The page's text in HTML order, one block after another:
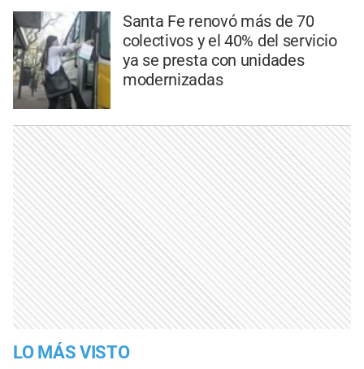
Santa Fe renovó más de 70
colectivos y el 40% del servicio
ya se presta con unidades
modernizadas
LO MÁS VISTO